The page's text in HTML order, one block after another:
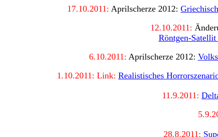
17.10.2011: Aprilscherze 2012:
12.10.2011:
Röntgen-
6.10.2011: Aprilscherze 2012: V
1.10.2011: Link: Realistisches
11.9.2011:
5
28.8.2011: